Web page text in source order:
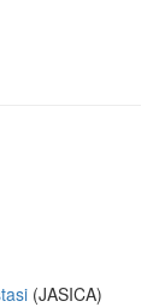
(JASICA)